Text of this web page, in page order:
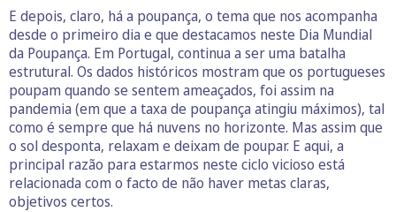
E depois, claro, há a poupança, o tema que nos acompanha
desde o primeiro dia e que destacamos neste Dia Mundial
da Poupança. Em Portugal, continua a ser uma batalha
estrutural. Os dados históricos mostram que os portugueses
poupam quando se sentem ameaçados, foi assim na
pandemia (em que a taxa de poupança atingiu máximos), tal
como é sempre que há nuvens no horizonte. Mas assim que
o sol desponta, relaxam e deixam de poupar. E aqui, a
principal razão para estarmos neste ciclo vicioso está
relacionada com o facto de não haver metas claras,
objetivos certos.